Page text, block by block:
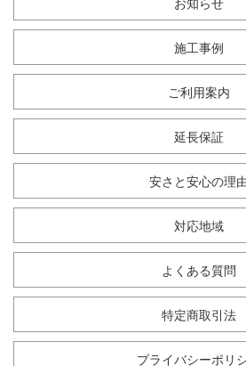
お知らせ
施工事例
ご利用案内
延長保証
安さと安心の理
対応地域
よくある質問
特定商取引法
プライバシーポリ